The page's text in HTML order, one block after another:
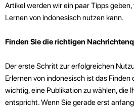
Artikel werden wir ein paar Tipps
Lernen von indonesisch nutzen kann.
Finden Sie die richtigen
Der erste Schritt zur erfolgreichen
Erlernen von indonesisch ist das
wichtig, eine Publikation zu wählen, die
entspricht. Wenn Sie gerade erst